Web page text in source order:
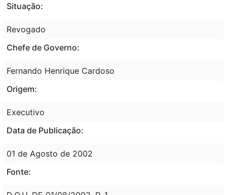
Situação:
Revogado
Chefe de Governo:
Fernando Henrique Cardoso
Origem:
Executivo
Data de Publicação:
01 de Agosto de 2002
Fonte: